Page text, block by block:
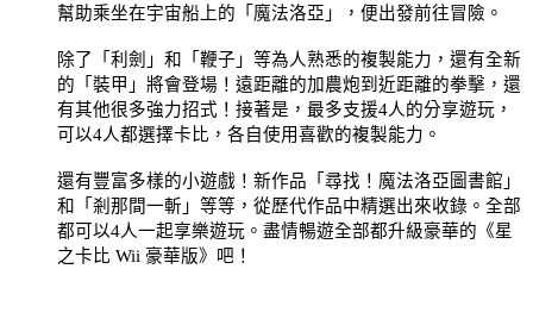
幫助乘坐在宇宙船上的「魔法洛亞」，便出發前往冒險。
除了「利劍」和「鞭子」等為人熟悉的複製能力，還有全新
的「裝甲」將會登場！遠距離的加農炮到近距離的拳擊，還
有其他很多強力招式！接著是，最多支援4人的分享遊玩，
可以4人都選擇卡比，各自使用喜歡的複製能力。
還有豐富多樣的小遊戲！新作品「尋找！魔法洛亞圖書館」
和「剎那間一斬」等等，從歷代作品中精選出來收錄。全部
都可以4人一起享樂遊玩。盡情暢遊全部都升級豪華的《星
之卡比 Wii 豪華版》吧！